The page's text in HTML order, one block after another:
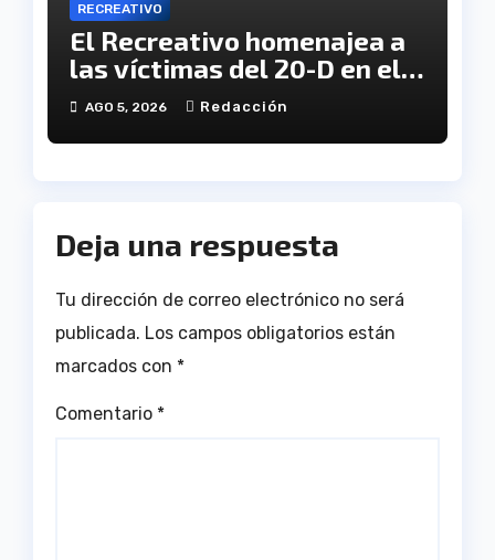
RECREATIVO
El Recreativo homenajea a
las víctimas del 20-D en el
XX aniversario de la
tragedia
AGO 5, 2026 Redacción
Deja una respuesta
Tu dirección de correo electrónico no será
publicada. Los campos obligatorios están
marcados con *
Comentario *